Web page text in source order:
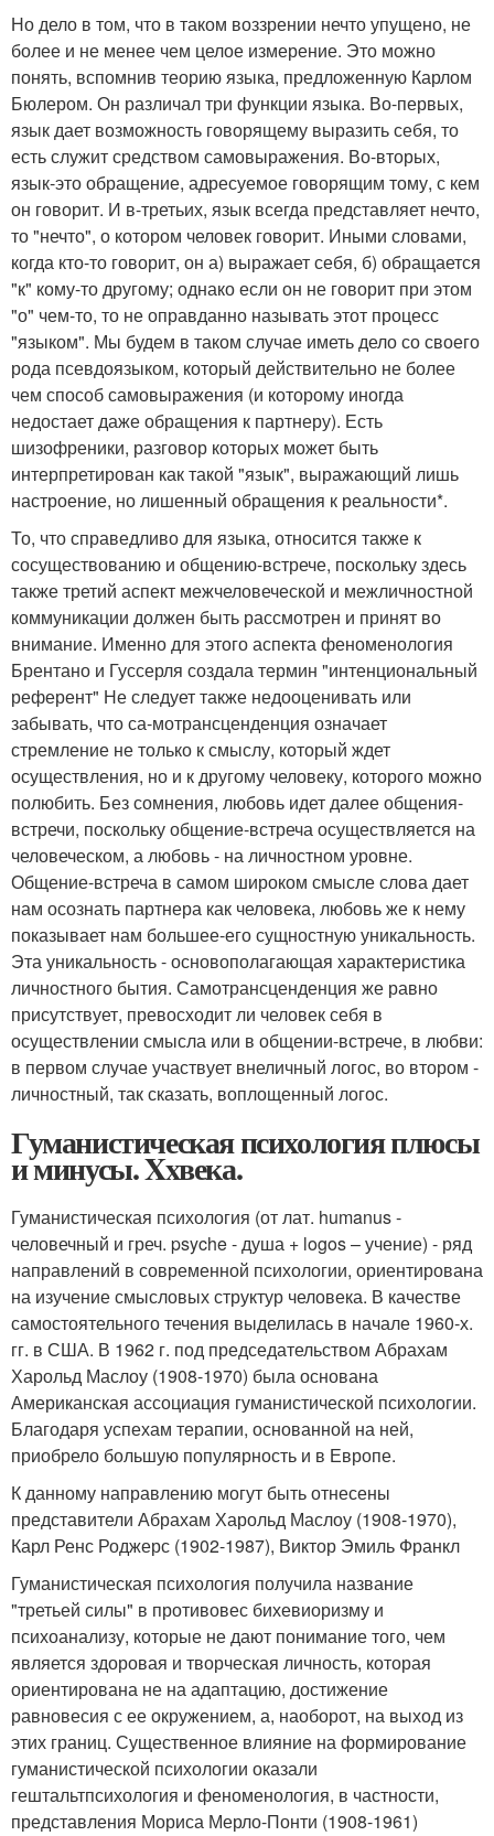
Но дело в том, что в таком воззрении нечто упущено, не
более и не менее чем целое измерение. Это можно
понять, вспомнив теорию языка, предложенную Карлом
Бюлером. Он различал три функции языка. Во-первых,
язык дает возможность говорящему выразить себя, то
есть служит средством самовыражения. Во-вторых,
язык-это обращение, адресуемое говорящим тому, с кем
он говорит. И в-третьих, язык всегда представляет нечто,
то "нечто", о котором человек говорит. Иными словами,
когда кто-то говорит, он а) выражает себя, б) обращается
"к" кому-то другому; однако если он не говорит при этом
"о" чем-то, то не оправданно называть этот процесс
"языком". Мы будем в таком случае иметь дело со своего
рода псевдоязыком, который действительно не более
чем способ самовыражения (и которому иногда
недостает даже обращения к партнеру). Есть
шизофреники, разговор которых может быть
интерпретирован как такой "язык", выражающий лишь
настроение, но лишенный обращения к реальности*.
То, что справедливо для языка, относится также к
сосуществованию и общению-встрече, поскольку здесь
также третий аспект межчеловеческой и межличностной
коммуникации должен быть рассмотрен и принят во
внимание. Именно для этого аспекта феноменология
Брентано и Гуссерля создала термин "интенциональный
референт" Не следует также недооценивать или
забывать, что са-мотрансценденция означает
стремление не только к смыслу, который ждет
осуществления, но и к другому человеку, которого можно
полюбить. Без сомнения, любовь идет далее общения-
встречи, поскольку общение-встреча осуществляется на
человеческом, а любовь - на личностном уровне.
Общение-встреча в самом широком смысле слова дает
нам осознать партнера как человека, любовь же к нему
показывает нам большее-его сущностную уникальность.
Эта уникальность - основополагающая характеристика
личностного бытия. Самотрансценденция же равно
присутствует, превосходит ли человек себя в
осуществлении смысла или в общении-встрече, в любви:
в первом случае участвует внеличный логос, во втором -
личностный, так сказать, воплощенный логос.
Гуманистическая психология плюсы
и минусы. Xxвека.
Гуманистическая психология (от лат. humanus -
человечный и греч. psyche - душа + logos – учение) - ряд
направлений в современной психологии, ориентирована
на изучение смысловых структур человека. В качестве
самостоятельного течения выделилась в начале 1960-х.
гг. в США. В 1962 г. под председательством Абрахам
Харольд Маслоу (1908-1970) была основана
Американская ассоциация гуманистической психологии.
Благодаря успехам терапии, основанной на ней,
приобрело большую популярность и в Европе.
К данному направлению могут быть отнесены
представители Абрахам Харольд Маслоу (1908-1970),
Карл Ренс Роджерс (1902-1987), Виктор Эмиль Франкл
Гуманистическая психология получила название
"третьей силы" в противовес бихевиоризму и
психоанализу, которые не дают понимание того, чем
является здоровая и творческая личность, которая
ориентирована не на адаптацию, достижение
равновесия с ее окружением, а, наоборот, на выход из
этих границ. Существенное влияние на формирование
гуманистической психологии оказали
гештальтпсихология и феноменология, в частности,
представления Мориса Мерло-Понти (1908-1961)